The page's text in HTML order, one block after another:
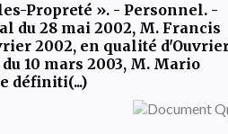
Propreté ». - Personnel. -
du 28 mai 2002, M. Francis
2002, en qualité
10 mars 2003, M. Mario
définiti(...)